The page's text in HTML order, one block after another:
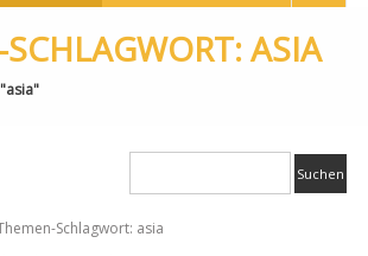
ASIA
Schlagwort: asia